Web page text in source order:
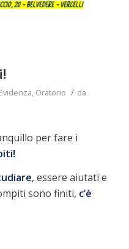
, Oratorio / da
per fare i
, essere aiutati e
sono finiti, c’è